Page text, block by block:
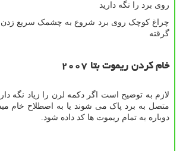
روی برد را نگه دارید
چراغ کوچک روی برد شروع به چشمک سریع زدن
گرقته
خام کردن ریموت بتا۲۰۰۷
لازم به توضیح است اگر دکمه لرن را زیاد نگه
متصل به برد پاک می شوند یا به اصطلاح خام
دوباره به تمام ریموت ها کد داده شود.